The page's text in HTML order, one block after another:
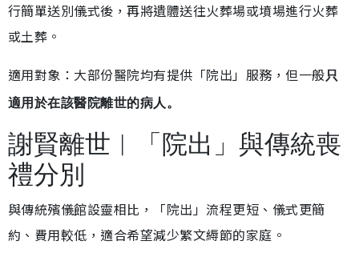
行簡單送別儀式後，再將遺體送往火葬場或墳場進行火葬
或土葬。
適用對象：大部份醫院均有提供「院出」服務，但一般只
適用於在該醫院離世的病人。
謝賢離世︱「院出」與傳統喪
禮分別
與傳統殯儀館設靈相比，「院出」流程更短、儀式更簡
約、費用較低，適合希望減少繁文縟節的家庭。